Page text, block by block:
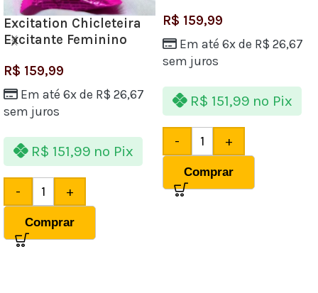
Excitation Chicleteira
Excitante Feminino
R$ 159,99
Em até 6x de R$ 26,67
sem juros
R$ 151,99 no Pix
- +
Comprar
R$ 159,99
Em até 6x de R$ 26,67
sem juros
R$ 151,99 no Pix
- +
Comprar